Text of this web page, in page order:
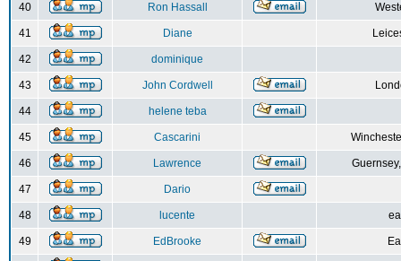
40 Ron Hassall
41 Diane
42 dominique
43 John Cordwell
44 helene teba
45 Cascarini
46 Lawrence
47 Dario
48 lucente
49 EdBrooke